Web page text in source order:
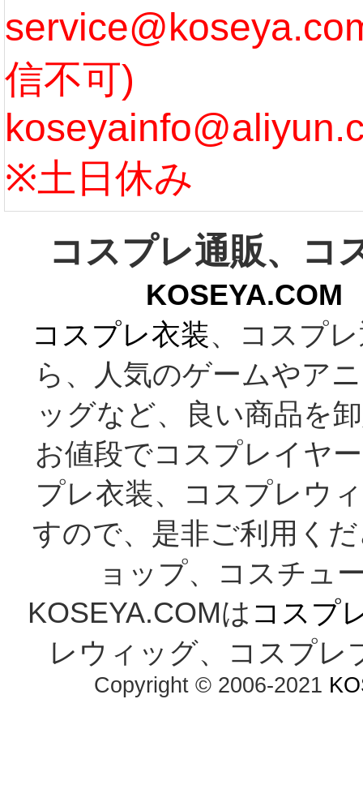
[more]
まで
う...
信不可)
※土日休み
コスプレ通販、コ
コスプレ衣装、コスプ
ら、人気のゲームやア
ッグなど、良い商品を
お値段でコスプレイヤ
プレ衣装、コスプレウ
すので、是非ご利用く
ョップ、コスチュ
KOSEYA.COMは コスプ
レウィッグ、コスプレ
Copyright © 2006-2021